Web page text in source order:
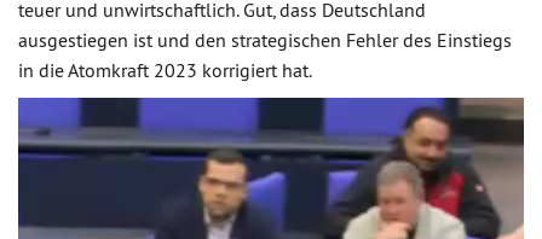
teuer und unwirtschaftlich. Gut, dass Deutschland
ausgestiegen ist und den strategischen Fehler des Einstiegs
in die Atomkraft 2023 korrigiert hat.